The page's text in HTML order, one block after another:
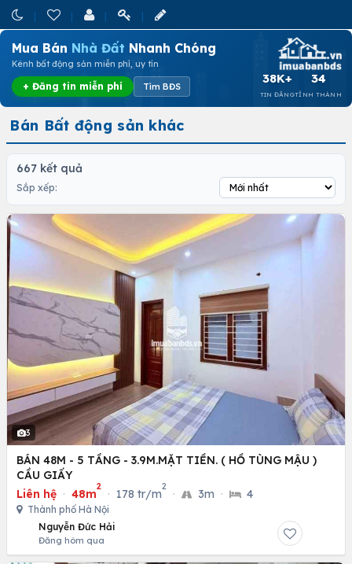
Mua Bán Nhà Đất Nhanh Chóng
Kênh bất động sản miễn phí, uy tín
+ Đăng tin miễn phí Tìm BĐS
38K+
TIN ĐĂNG
34
TỈNH THÀNH
Bán Bất động sản khác
667 kết quả
Sắp xếp:
3
BÁN 48M - 5 TẦNG - 3.9M.MẶT TIỀN. ( HỒ TÙNG MẬU )
CẦU GIẤY
Liên hệ · 48m
2
· 178 tr/m
2
· 3m · 4
Thành phố Hà Nội
Nguyễn Đức Hải
Đăng hôm qua